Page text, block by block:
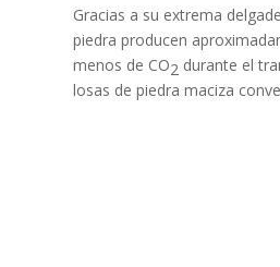
Gracias a su extrema
piedra producen
menos de CO2 durante el
losas de piedra maciza